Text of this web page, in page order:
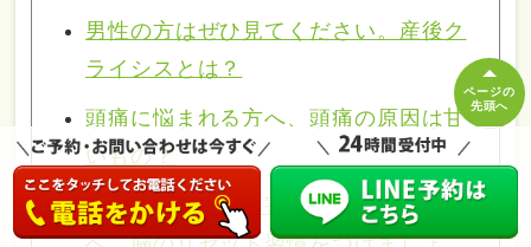
男性の方はぜひ見てください。産後ク
ライシスとは？
頭痛に悩まれる方へ、頭痛の原因は甘
いもの？
今、不眠・睡眠障害で悩まれている方
ページの
先頭へ